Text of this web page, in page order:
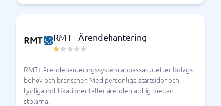
RMT+ Ärendehantering
RMT+ ärendehanteringssystem anpassas utefter bolags
behov och branscher. Med personliga startsidor och
tydliga notifikationer faller ärenden aldrig mellan
stolarna.